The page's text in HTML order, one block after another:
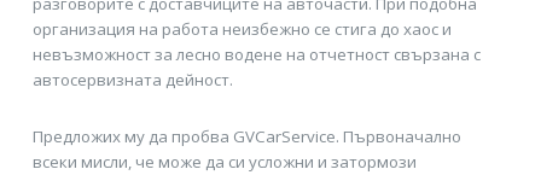
организация на работа неизбежно се стига до хаос и
невъзможност за лесно водене на отчетност свързана с
автосервизната дейност.
Предложих му да пробва GVCarService. Първоначално
всеки мисли, че може да си усложни и затормози